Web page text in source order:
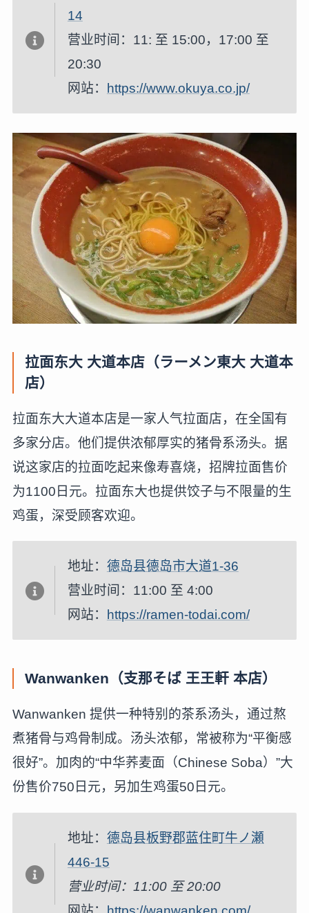
14
营业时间：11: 至 15:00，17:00 至
20:30
网站：
https://www.okuya.co.jp/
拉面东大 大道本店（ラーメン東大 大道本
店）
拉面东大大道本店是一家人气拉面店，在全国有
多家分店。他们提供浓郁厚实的猪骨系汤头。据
说这家店的拉面吃起来像寿喜烧，招牌拉面售价
为1100日元。拉面东大也提供饺子与不限量的生
鸡蛋，深受顾客欢迎。
地址： 德岛县德岛市大道1-36
营业时间：11:00 至 4:00
网站：
https://ramen-todai.com/
Wanwanken（支那そば 王王軒 本店）
Wanwanken 提供一种特别的茶系汤头，通过熬
煮猪骨与鸡骨制成。汤头浓郁，常被称为“平衡感
很好”。加肉的“中华荞麦面（Chinese Soba）”大
份售价750日元，另加生鸡蛋50日元。
地址： 德岛县板野郡蓝住町牛ノ瀬
446-15
营业时间：11:00 至 20:00